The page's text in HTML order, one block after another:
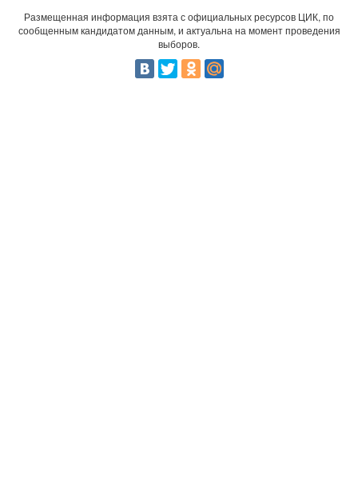
Размещенная информация взята с официальных ресурсов ЦИК, по
сообщенным кандидатом данным, и актуальна на момент проведения
выборов.